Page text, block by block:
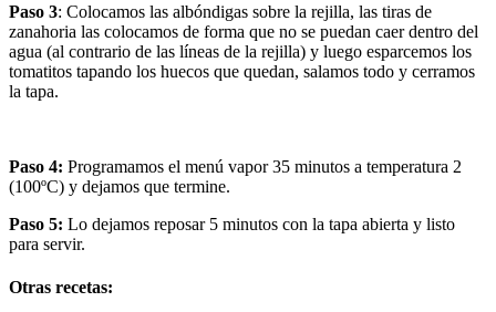
Paso 3: Colocamos las albóndigas sobre la rejilla, las tiras de
zanahoria las colocamos de forma que no se puedan caer dentro del
agua (al contrario de las líneas de la rejilla) y luego esparcemos los
tomatitos tapando los huecos que quedan, salamos todo y cerramos
la tapa.
Paso 4: Programamos el menú vapor 35 minutos a temperatura 2
(100ºC) y dejamos que termine.
Paso 5: Lo dejamos reposar 5 minutos con la tapa abierta y listo
para servir.
Otras recetas: